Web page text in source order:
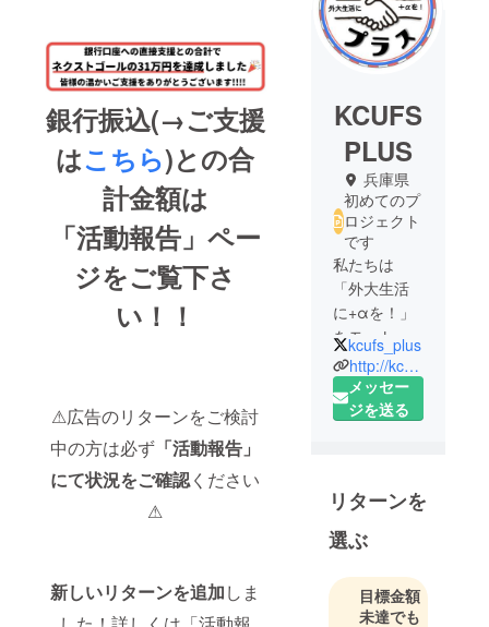
銀行振込(→ご支援
はこちら)との合
計金額は
「活動報告」ペー
ジをご覧下さ
い！！
⚠広告のリターンをご検討
中の方は必ず 「活動報告」
にて状況をご確認ください
⚠
新しいリターンを追加しま
KCUFS
PLUS
兵庫県
初めてのプ
ロジェクト
です
私たちは
「外大生活
に+αを！」
をモットー
に、神戸市
外国語大学
内の繋がり
くするため
に活動して
いる団体で
す‼️💨コロナ
により神戸
kcufs_plus
http://kcufsplus.com/club2020/
メッセー
ジを送る
リターンを
選ぶ
目標金額
未達でも